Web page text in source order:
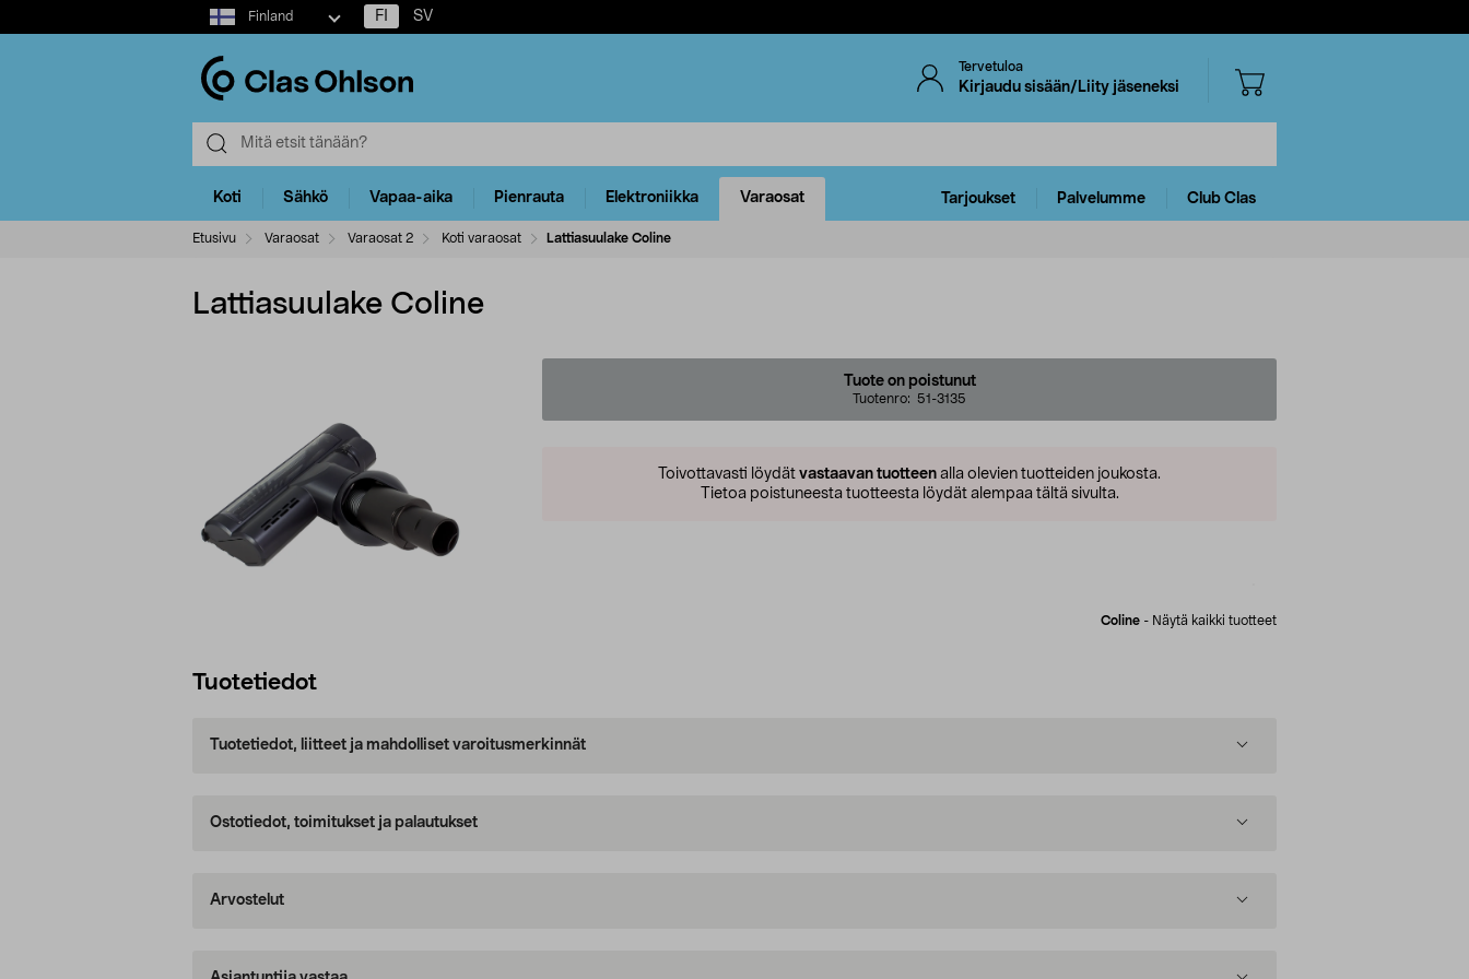
Select
market
Finland FI SV
Tervetuloa
Kirjaudu sisään/Liity jäseneksi
Koti Sähkö Vapaa-aika Pienrauta Elektroniikka Varaosat Tarjoukset Palvelumme Club Clas
Etusivu Varaosat Varaosat 2 Koti varaosat Lattiasuulake Coline
Lattiasuulake Coline
Tuote on poistunut
Tuotenro: 51-3135
Toivottavasti löydät vastaavan tuotteen alla olevien tuotteiden joukosta.
Tietoa poistuneesta tuotteesta löydät alempaa tältä sivulta.
Coline - Näytä kaikki tuotteet
Tuotetiedot
Tuotetiedot, liitteet ja mahdolliset varoitusmerkinnät
Ostotiedot, toimitukset ja palautukset
Arvostelut